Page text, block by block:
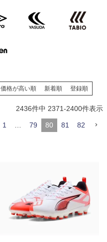
価格が高い順 新着順 登録順
2436件中 2371-2400件表示
1 … 79 80 81 82